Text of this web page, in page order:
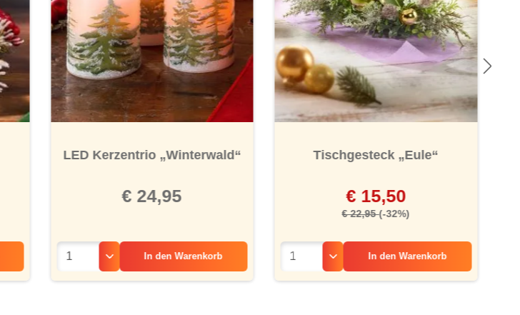
LED Kerzentrio „Winterwald“
€ 24,95
In den Warenkorb
Tischgesteck „Eule“
€ 15,50
€ 22,95(-32%)
In den Warenkorb